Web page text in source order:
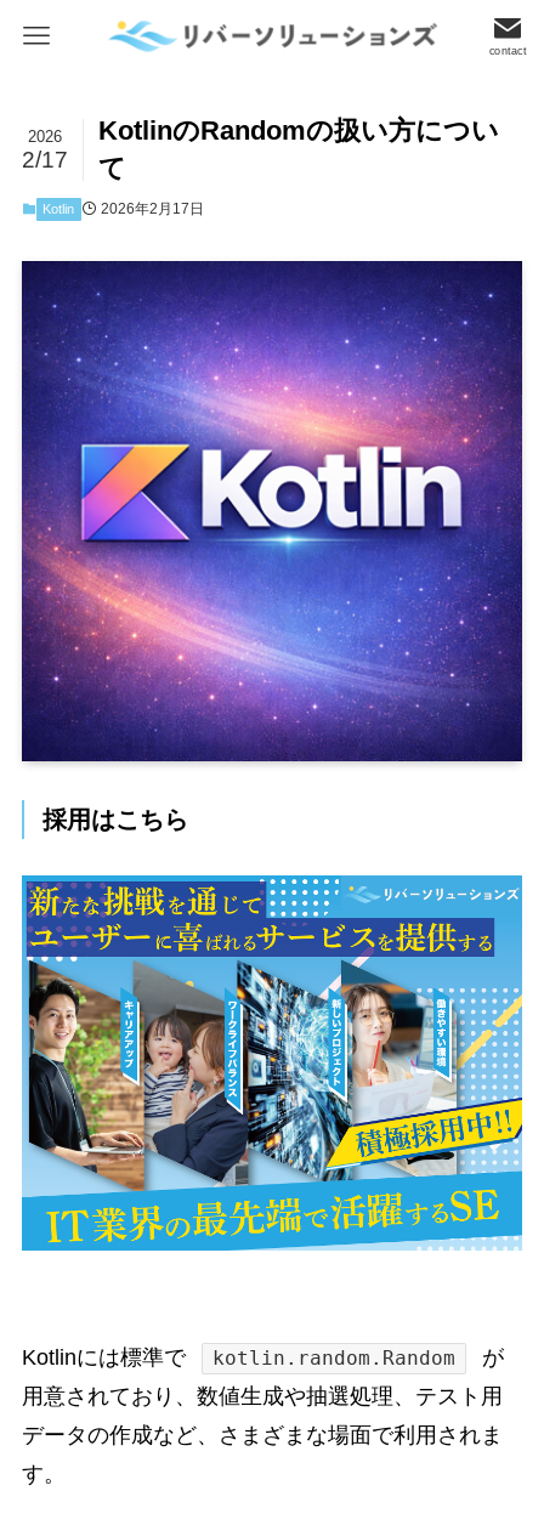
contact
KotlinのRandomの扱い方につい
て
2026
2/17
Kotlin 2026年2月17日
採用はこちら
Kotlinには標準で kotlin.random.Random
が
用意されており、数値生成や抽選処理、テスト用
データの作成など、さまざまな場面で利用されま
す。